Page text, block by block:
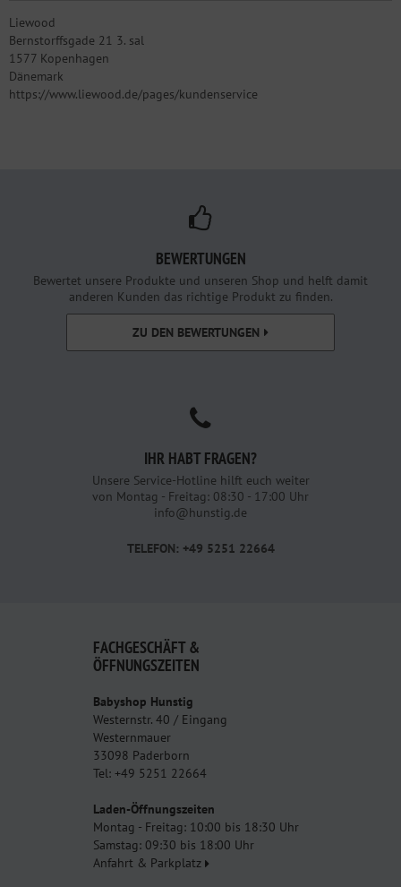
Liewood
Bernstorffsgade 21 3. sal
1577 Kopenhagen
Dänemark
https://www.liewood.de/pages/kundenservice
BEWERTUNGEN
Bewertet unsere Produkte und unseren Shop und helft damit
anderen Kunden das richtige Produkt zu finden.
ZU DEN BEWERTUNGEN
IHR HABT FRAGEN?
Unsere Service-Hotline hilft euch weiter
von Montag - Freitag: 08:30 - 17:00 Uhr
info@hunstig.de
TELEFON: +49 5251 22664
FACHGESCHÄFT &
ÖFFNUNGSZEITEN
Babyshop Hunstig
Westernstr. 40 / Eingang
Westernmauer
33098 Paderborn
Tel: +49 5251 22664
Laden-Öffnungszeiten
Montag - Freitag: 10:00 bis 18:30 Uhr
Samstag: 09:30 bis 18:00 Uhr
Anfahrt & Parkplatz